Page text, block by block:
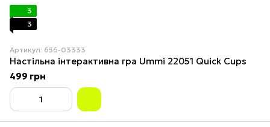
3
3
Артикул: 656-03333
Настільна інтерактивна гра Ummi 22051 Quick Cups
499 грн